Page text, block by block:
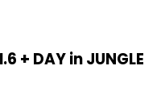
+ DAY in JUNGLE